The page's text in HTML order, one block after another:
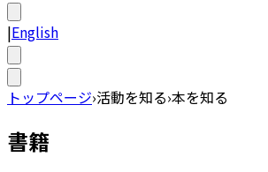
|English
トップページ›活動を知る›本を知る
書籍